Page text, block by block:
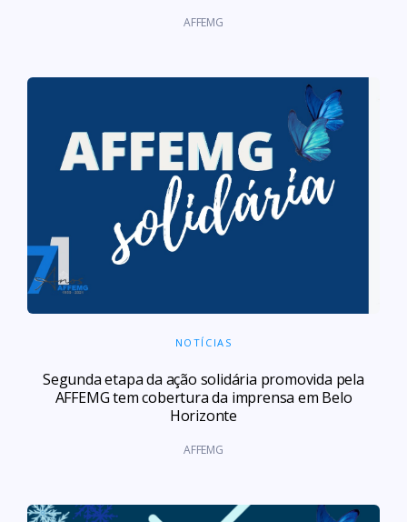
AFFEMG
NOTÍCIAS
Segunda etapa da ação solidária promovida pela
AFFEMG tem cobertura da imprensa em Belo
Horizonte
AFFEMG